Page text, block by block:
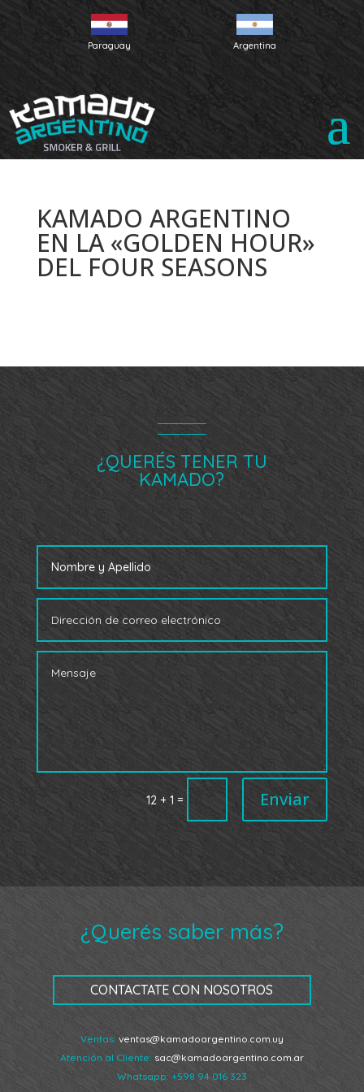
Paraguay Argentina
KAMADO ARGENTINO
EN LA «GOLDEN HOUR»
DEL FOUR SEASONS
¿QUERÉS TENER TU
KAMADO?
12 + 1 = Enviar
¿Querés saber más?
CONTACTATE CON NOSOTROS
Ventas: ventas@kamadoargentino.com.uy
Atención al Cliente: sac@kamadoargentino.com.ar
Whatsapp: +598 94 016 323